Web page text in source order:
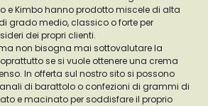
e Kimbo hanno prodotto miscele di alta
grado medio, classico o forte per
dei propri clienti.
non bisogna mai sottovalutare la
se si vuole ottenere una crema
In offerta sul nostro sito si possono
di barattolo o confezioni di grammi di
e macinato per soddisfare il proprio